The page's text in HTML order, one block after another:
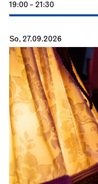
19:00 - 21:30
So, 27.09.2026